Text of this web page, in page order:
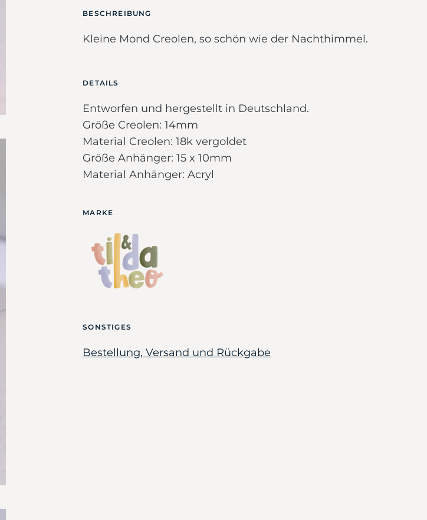
BESCHREIBUNG
Kleine Mond Creolen, so schön wie der Nachthimmel.
DETAILS
Entworfen und hergestellt in Deutschland.
Größe Creolen: 14mm
Material Creolen: 18k vergoldet
Größe Anhänger: 15 x 10mm
Material Anhänger: Acryl
MARKE
SONSTIGES
Bestellung, Versand und Rückgabe